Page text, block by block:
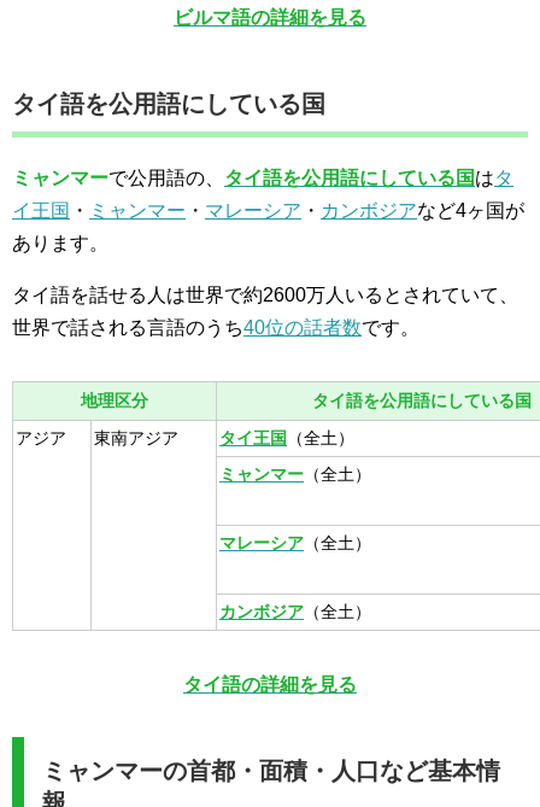
ビルマ語の詳細を見る
タイ語を公用語にしている国
ミャンマーで公用語の、 タイ語を公用語にしている国はタ
イ王国 ・ ミャンマー ・ マレーシア ・ カンボジアなど4ヶ国が
あります。
タイ語を話せる人は世界で約2600万人いるとされていて、
世界で話される言語のうち40位の話者数です。
地理区分 タイ語を公用語にしている国
アジア 東南アジア タイ王国
（全土）
ミャンマー （全土）
マレーシア （全土）
カンボジア （全土）
タイ語の詳細を見る
ミャンマーの首都・面積・人口など基本情